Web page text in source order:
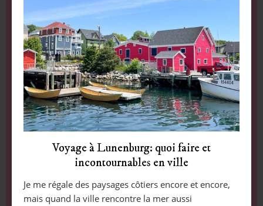
Voyage à Lunenburg: quoi faire et
incontournables en ville
Je me régale des paysages côtiers encore et encore,
mais quand la ville rencontre la mer aussi